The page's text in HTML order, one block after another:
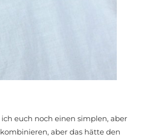
euch noch einen simplen, aber
aber das hätte den